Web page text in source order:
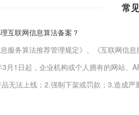
常
互联网信息算法备案？
服务算法推荐管理规定》、《互联网信
月1日起，企业机构或个人拥有的网站、
无法上线；2.强制下架或罚款；3.造成